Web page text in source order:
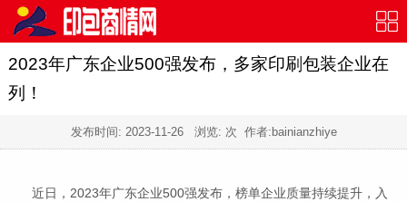
2023年广东企业500强发布，多家印刷包装企业在
列！
发布时间: 2023-11-26浏览: 次 作者:bainianzhiye
近日，2023年广东企业500强发布，榜单企业质量持续提升，入